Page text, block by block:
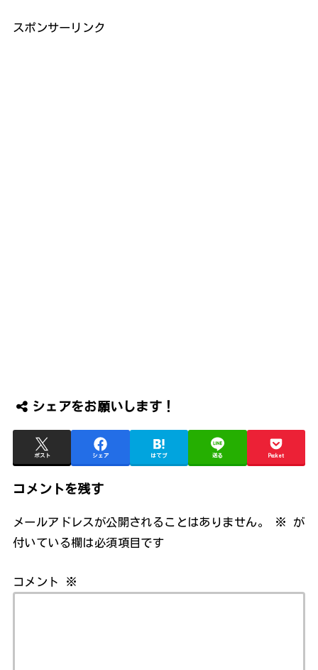
スポンサーリンク
シェアをお願いします！
ポスト シェア はてブ 送る Pocket
コメントを残す
メールアドレスが公開されることはありません。 ※
が
付いている欄は必須項目です
コメント ※